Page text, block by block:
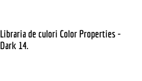
Libraria de culori Color Properties -
Dark 14.